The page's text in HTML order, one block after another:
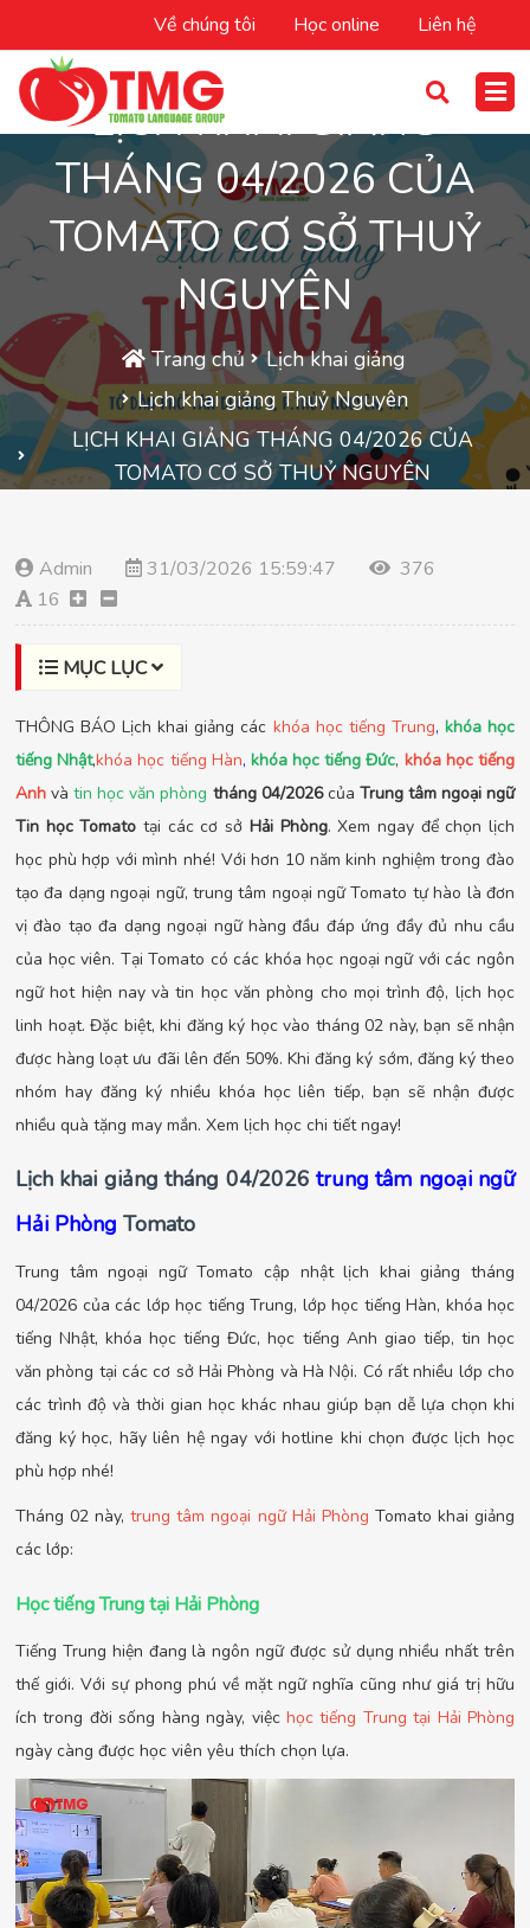
Về chúng tôi Học online Liên hệ
LỊCH KHAI GIẢNG
THÁNG 04/2026 CỦA
TOMATO CƠ SỞ THUỶ
NGUYÊN
Trang chủ
Lịch khai giảng
Lịch khai giảng Thuỷ Nguyên
LỊCH KHAI GIẢNG THÁNG 04/2026 CỦA
TOMATO CƠ SỞ THUỶ NGUYÊN
Admin 31/03/2026 15:59:47
376
16
MỤC LỤC
THÔNG BÁO Lịch khai giảng các khóa học tiếng Trung, khóa học
tiếng Nhật,khóa học tiếng Hàn, khóa học tiếng Đức, khóa học tiếng
Anh vàtin học văn phòng tháng 04/2026của Trung tâm ngoại ngữ
Tin học Tomatotại các cơ sở Hải Phòng. Xem ngay để chọn lịch
học phù hợp với mình nhé! Với hơn 10 năm kinh nghiệm trong đào
tạo đa dạng ngoại ngữ, trung tâm ngoại ngữ Tomato tự hào là đơn
vị đào tạo đa dạng ngoại ngữ hàng đầu đáp ứng đầy đủ nhu cầu
của học viên. Tại Tomato có các khóa học ngoại ngữ với các ngôn
ngữ hot hiện nay và tin học văn phòng cho mọi trình độ, lịch học
linh hoạt. Đặc biệt, khi đăng ký học vào tháng 02 này, bạn sẽ nhận
được hàng loạt ưu đãi lên đến 50%. Khi đăng ký sớm, đăng ký theo
nhóm hay đăng ký nhiều khóa học liên tiếp, bạn sẽ nhận được
nhiều quà tặng may mắn. Xem lịch học chi tiết ngay!
Lịch khai giảng tháng 04/2026 trung tâm ngoại ngữ
Hải Phòng Tomato
Trung tâm ngoại ngữ Tomato cập nhật lịch khai giảng tháng
04/2026 của các lớp học tiếng Trung, lớp học tiếng Hàn, khóa học
tiếng Nhật, khóa học tiếng Đức, học tiếng Anh giao tiếp, tin học
văn phòng tại các cơ sở Hải Phòng và Hà Nội. Có rất nhiều lớp cho
các trình độ và thời gian học khác nhau giúp bạn dễ lựa chọn khi
đăng ký học, hãy liên hệ ngay với hotline khi chọn được lịch học
phù hợp nhé!
Tháng 02 này, trung tâm ngoại ngữ Hải Phòng Tomato khai giảng
các lớp:
Học tiếng Trung tại Hải Phòng
Tiếng Trung hiện đang là ngôn ngữ được sử dụng nhiều nhất trên
thế giới. Với sự phong phú về mặt ngữ nghĩa cũng như giá trị hữu
ích trong đời sống hàng ngày, việc học tiếng Trung tại Hải Phòng
ngày càng được học viên yêu thích chọn lựa.